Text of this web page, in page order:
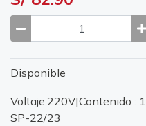
Disponible
Voltaje:220V|Contenido :
SP-22/23